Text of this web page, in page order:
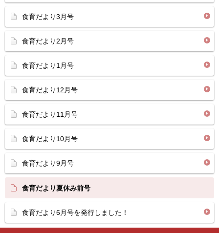
食育だより3月号
食育だより2月号
食育だより1月号
食育だより12月号
食育だより11月号
食育だより10月号
食育だより9月号
食育だより夏休み前号
食育だより6月号を発行しました！